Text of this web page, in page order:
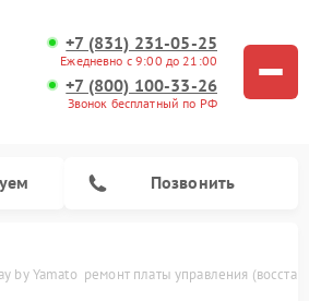
+7 (831) 231-05-25
Ежедневно с 9:00 до 21:00
+7 (800) 100-33-26
Звонок бесплатный по РФ
Позвонить
by Yamato  ремонт платы управления